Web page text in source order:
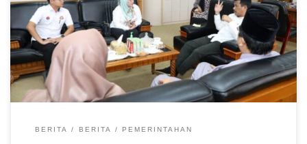
daya tarik investasi bagi Batam,” ujar Rudi. Pertemuan itu menjadi
kesempatan Wali Kota dalam mempromosikan semua sektor di
Batam kepada Ahli Dewan Negeri Johor tersebut. Menurut Rudi,
Batam terus membuka diri dan memberikan peluang dalam
berinvestasi. “Sampaikan ke pada rekan-rekan di Johor Malaysia,
bahwa Batam sudah semakin maju dan pembangunan sudah
gencar sehingga akses dan sebagainya mudah dijangkau,” […]
BERITA BERITA PEMERINTAHAN